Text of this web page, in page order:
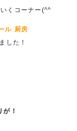
くコーナー(^^ゞ
ル 厨房
した！
！